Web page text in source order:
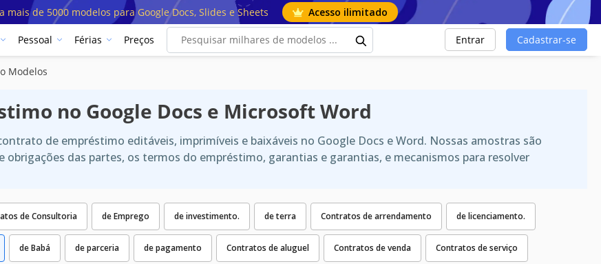
de 5000 modelos para Google Docs, Slides e Sheets Acesso ilimitado
Pessoal Férias Preços Entrar Cadastrar-se
Modelos
no Google Docs e Microsoft Word
de empréstimo editáveis, imprimíveis e baixáveis no Google Docs e Word. Nossas amostras são
das partes, os termos do empréstimo, garantias e garantias, e mecanismos para resolver
de Consultoria de Emprego de investimento. de terra Contratos de arrendamento de licenciamento.
de Babá de parceria de pagamento Contratos de aluguel Contratos de venda Contratos de serviço